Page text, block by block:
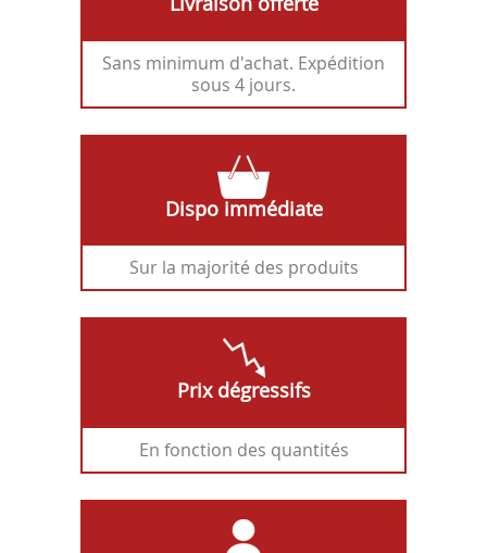
Sans minimum d'achat. Expédition
sous 4 jours.
Dispo immédiate
Sur la majorité des produits
Prix dégressifs
En fonction des quantités